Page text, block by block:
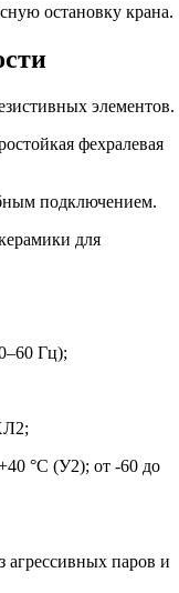
остановку крана.
элементов.
фехралевая
подключением.
для
Гц);
°С (У2); от -60 до
агрессивных паров и